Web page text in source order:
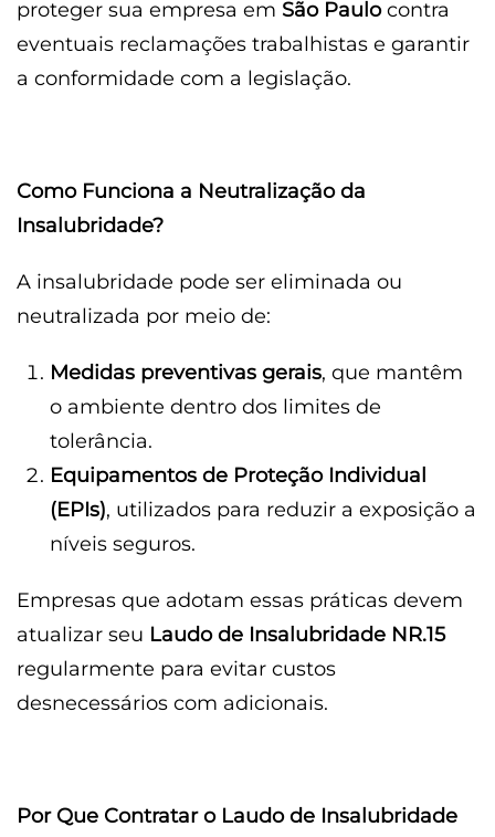
proteger sua empresa em São Paulocontra
eventuais reclamações trabalhistas e garantir
a conformidade com a legislação.
Como Funciona a Neutralização da
Insalubridade?
A insalubridade pode ser eliminada ou
neutralizada por meio de:
Medidas preventivas gerais, que mantêm
o ambiente dentro dos limites de
tolerância.
Equipamentos de Proteção Individual
(EPIs), utilizados para reduzir a exposição a
níveis seguros.
Empresas que adotam essas práticas devem
atualizar seu Laudo de Insalubridade NR.15
regularmente para evitar custos
desnecessários com adicionais.
Por Que Contratar o Laudo de Insalubridade